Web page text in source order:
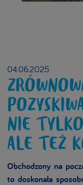
04.06.2025
NIE
ALE TEŻ
Obchodzony na
to doskonała